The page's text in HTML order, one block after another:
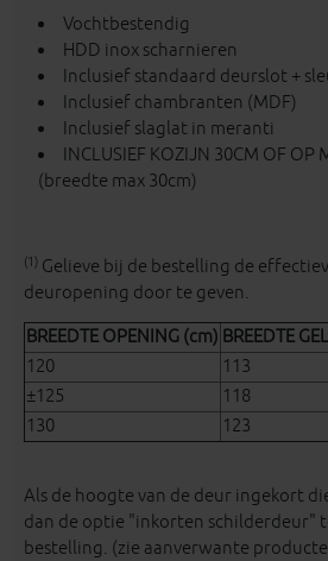
Vochtbestendig
HDD inox scharnieren
Inclusief standaard deurslot +
Inclusief chambranten (MDF)
Inclusief slaglat in meranti
INCLUSIEF KOZIJN 30CM OF OP
(breedte max 30cm)
(1) Gelieve bij de bestelling de
deuropening door te geven.
BREEDTE OPENING (cm) BREEDTE
120
113
±125
118
130
123
Als de hoogte van de deur ingekort
dan de optie "inkorten schilderdeur"
bestelling. (zie aanverwante